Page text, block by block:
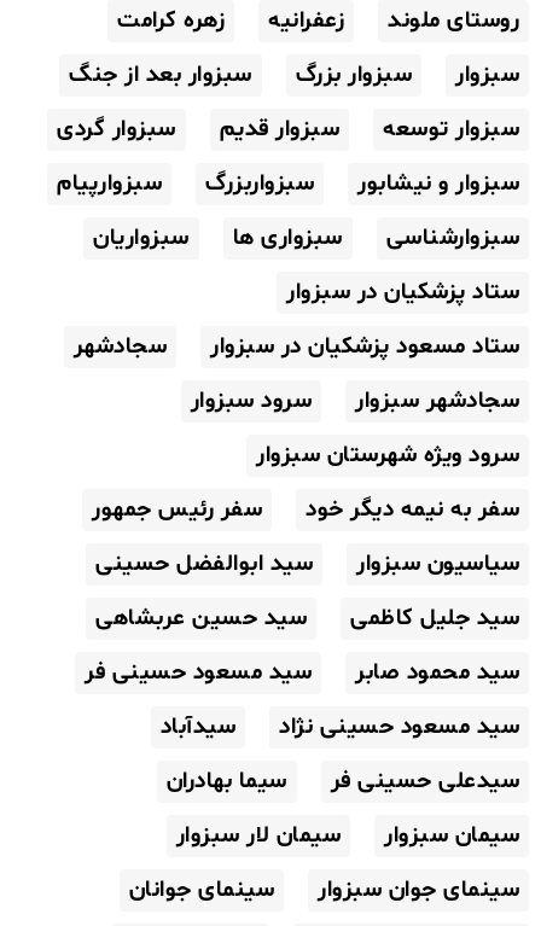
روستای ملوند زعفرانیه
زهره کرامت
سبزوار
سبزوار بزرگ
سبزوار بعد از جنگ
سبزوار توسعه
سبزوار قدیم
سبزوار گردی
سبزوار و نیشابور
سبزواربزرگ
سبزوارپیام
سبزوارشناسی
سبزواری ها
سبزواریان
ستاد پزشکیان در سبزوار
ستاد مسعود پزشکیان در سبزوار
سجادشهر
سجادشهر سبزوار
سرود سبزوار
سرود ویژه شهرستان سبزوار
سفر به نیمه دیگر خود
سفر رئیس جمهور
سیاسیون سبزوار
سید ابوالفضل حسینی
سید جلیل کاظمی
سید حسین عربشاهی
سید محمود صابر
سید مسعود حسینی فر
سید مسعود حسینی نژاد
سیدآباد
سیدعلی حسینی فر
سیما بهادران
سیمان سبزوار
سیمان لار سبزوار
سینمای جوان سبزوار
سینمای جوانان